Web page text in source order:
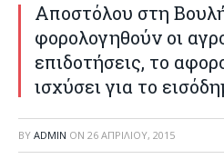
Αποστόλου στη
φορολογηθούν οι
επιδοτήσεις, το
ισχύσει για το
BY ADMIN ON 26 ΑΠΡΙΛΊΟΥ, 2015